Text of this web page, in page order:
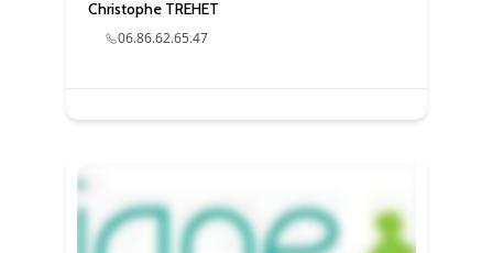
Christophe TREHET
06.86.62.65.47